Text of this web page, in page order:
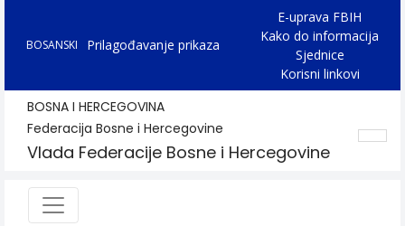
BOSANSKI Prilagođavanje prikaza
E-uprava FBIH
Kako do informacija
Sjednice
Korisni linkovi
BOSNA I HERCEGOVINA
Federacija Bosne i Hercegovine
Vlada Federacije Bosne i Hercegovine